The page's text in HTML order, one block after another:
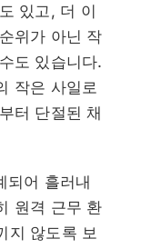
있고, 더 이
위가 아닌 작
도 있습니다.
작은 사일로
터 단절된 채
되어 흘러내
원격 근무 환
지 않도록 보